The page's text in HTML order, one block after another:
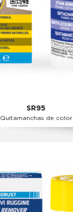
SR95
Quitamanchas de color